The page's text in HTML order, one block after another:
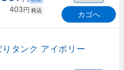
403円 税込 カゴへ
タンク アイボリー